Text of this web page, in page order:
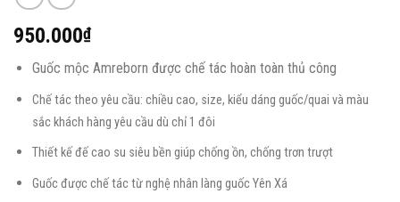
950.000₫
Guốc mộc Amreborn được chế tác hoàn toàn thủ công
Chế tác theo yêu cầu: chiều cao, size, kiểu dáng guốc/quai và màu
sắc khách hàng yêu cầu dù chỉ 1 đôi
Thiết kế đế cao su siêu bền giúp chống ồn, chống trơn trượt
Guốc được chế tác từ nghệ nhân làng guốc Yên Xá